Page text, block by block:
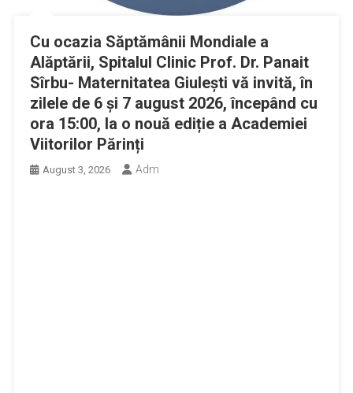
Cu ocazia Săptămânii Mondiale a
Alăptării, Spitalul Clinic Prof. Dr. Panait
Sîrbu- Maternitatea Giulești vă invită, în
zilele de 6 și 7 august 2026, începând cu
ora 15:00, la o nouă ediție a Academiei
Viitorilor Părinți
August 3, 2026 Adm